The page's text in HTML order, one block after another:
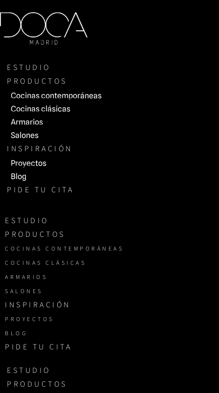
Saltar
al
ESTUDIO
PRODUCTOS
Cocinas contemporáneas
Cocinas clásicas
Armarios
Salones
INSPIRACIÓN
Proyectos
Blog
PIDE TU CITA
ESTUDIO
PRODUCTOS
COCINAS CONTEMPORÁNEAS
COCINAS CLÁSICAS
ARMARIOS
SALONES
INSPIRACIÓN
PROYECTOS
BLOG
PIDE TU CITA
ESTUDIO
PRODUCTOS